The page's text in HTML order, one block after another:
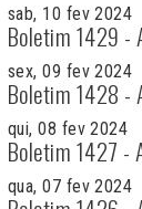
sab, 10 fev 2024
Boletim 1429 -
sex, 09 fev 2024
Boletim 1428 -
qui, 08 fev 2024
Boletim 1427 -
qua, 07 fev 2024